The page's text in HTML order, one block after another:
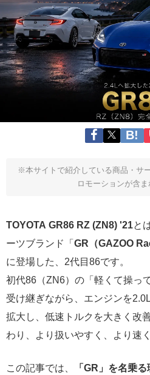
※本サイトで紹介している商品・サ
ロモーションが含ま
TOYOTA GR86 RZ (ZN8) '21 と
ーツブランド「GR（GAZOO
に登場した、2代目86です。
初代86（ZN6）の「軽くて操っ
受け継ぎながら、エンジンを
拡大し、低速トルクを大きく改
わり、より扱いやすく、より速
この記事では、 「GR」を名乗る